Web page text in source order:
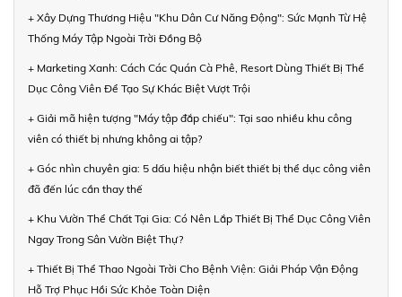
+ Xây Dựng Thương Hiệu "Khu Dân Cư Năng Động": Sức Mạnh Từ Hệ
Thống Máy Tập Ngoài Trời Đồng Bộ
+ Marketing Xanh: Cách Các Quán Cà Phê, Resort Dùng Thiết Bị Thể
Dục Công Viên Để Tạo Sự Khác Biệt Vượt Trội
+ Giải mã hiện tượng "Máy tập đắp chiếu": Tại sao nhiều khu công
viên có thiết bị nhưng không ai tập?
+ Góc nhìn chuyên gia: 5 dấu hiệu nhận biết thiết bị thể dục công viên
đã đến lúc cần thay thế
+ Khu Vườn Thể Chất Tại Gia: Có Nên Lắp Thiết Bị Thể Dục Công Viên
Ngay Trong Sân Vườn Biệt Thự?
+ Thiết Bị Thể Thao Ngoài Trời Cho Bệnh Viện: Giải Pháp Vận Động
Hỗ Trợ Phục Hồi Sức Khỏe Toàn Diện